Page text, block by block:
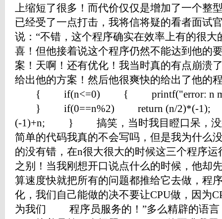
上缩短了很多！而代价仅仅是增加了一个整
已经受了一点打击，我将信将疑的看者面试
说：“不错，这个程序确实在效率上有的很大
喜！但他接着说这个程序仍然不能达到他的
案！天啊！还有优化！我当时真的有点崩溃
给出他的方案！然后他很爽快的给出了他
{ if(n<=0) { printf("error: n
} if(0==n%2) return (n/2)*(-1);
(-1)+n; } 搞笑，当时我目瞪口呆，没想
简单的代码我真的不会写吗，但是我为什么
的没有错，在n很大很大的时候这三个程序
之别！当我刚想开口说点什么的时候，他却
算速度快就把所有的问题都推给它去做，程
化，我们自己能做的决不要让CPU做，因为
为我们 程序员服务的！”多么精辟的语言